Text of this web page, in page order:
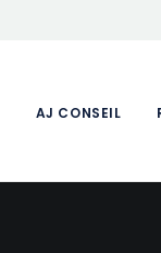
AJ CONSEIL